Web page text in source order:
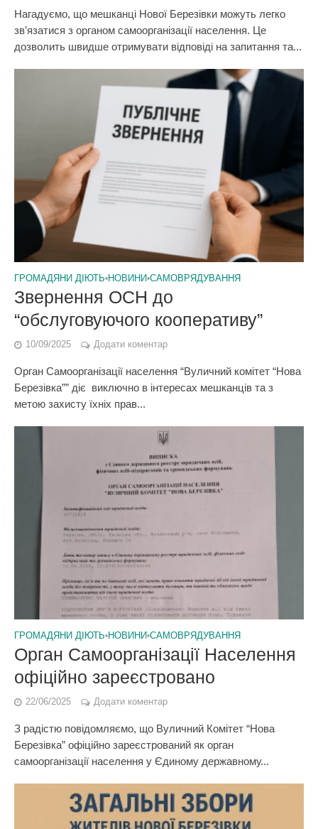
Нагадуємо, що мешканці Нової Березівки можуть легко
зв’язатися з органом самоорганізації населення. Це
дозволить швидше отримувати відповіді на запитання та...
ГРОМАДЯНИ ДІЮТЬ•НОВИНИ•САМОВРЯДУВАННЯ
Звернення ОСН до
“обслуговуючого кооперативу”
10/09/2025 Додати коментар
Орган Самоорганізації населення “Вуличний комітет “Нова
Березівка”” діє виключно в інтересах мешканців та з
метою захисту їхніх прав...
ГРОМАДЯНИ ДІЮТЬ•НОВИНИ•САМОВРЯДУВАННЯ
Орган Cамоорганізації Населення
офіційно зареєстровано
22/06/2025 Додати коментар
З радістю повідомляємо, що Вуличний Комітет “Нова
Березівка” офіційно зареєстрований як орган
самоорганізації населення у Єдиному державному...